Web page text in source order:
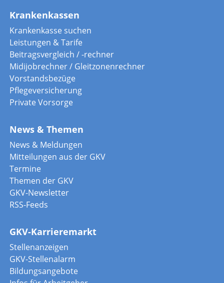
Krankenkassen
Krankenkasse suchen
Leistungen & Tarife
Beitragsvergleich / -rechner
Midijobrechner / Gleitzonenrechner
Vorstandsbezüge
Pflegeversicherung
Private Vorsorge
News & Themen
News & Meldungen
Mitteilungen aus der GKV
Termine
Themen der GKV
GKV-Newsletter
RSS-Feeds
GKV-Karrieremarkt
Stellenanzeigen
GKV-Stellenalarm
Bildungsangebote